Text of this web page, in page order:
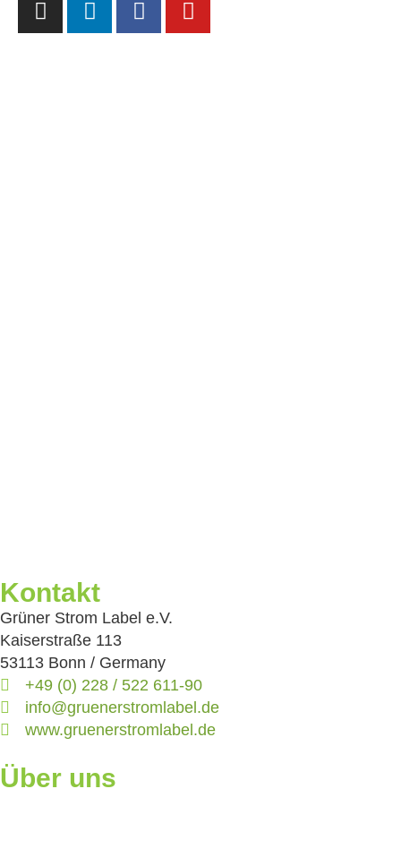
Kontakt
Grüner Strom Label e.V.
Kaiserstraße 113
53113 Bonn / Germany
+49 (0) 228 / 522 611-90
info@gruenerstromlabel.de
www.gruenerstromlabel.de
Über uns